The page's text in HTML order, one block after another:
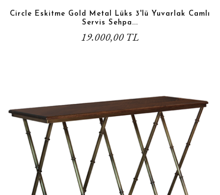
Circle Eskitme Gold Metal Lüks 3'lü Yuvarlak Camlı
Servis Sehpa...
19.000,00 TL